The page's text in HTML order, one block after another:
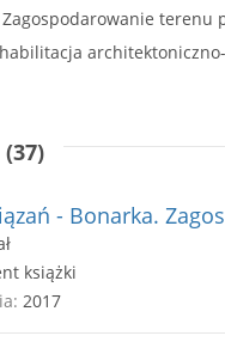
terenu
- Bonarka.
książki
2017